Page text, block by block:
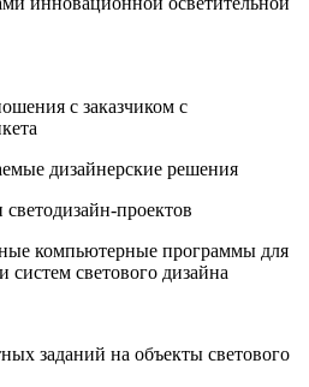
с заказчиком с
дизайнерские решения
проектов
компьютерные программы для
систем светового дизайна
заданий на объекты светового